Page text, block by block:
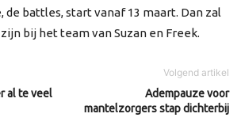
de battles, start vanaf 13 maart. Dan zal
bij het team van Suzan en Freek.
al te veel
Volgend artikel
Adempauze voor
mantelzorgers stap dichterbij